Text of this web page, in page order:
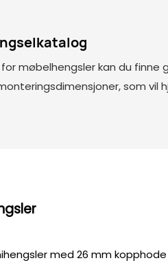
deg den
møbelhengsler kan du
som vil
med 26 mm